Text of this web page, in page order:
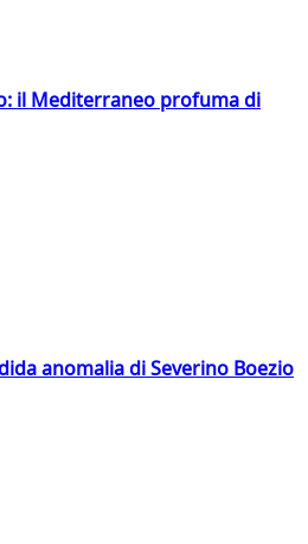
il Mediterraneo profuma di
anomalia di Severino Boezio